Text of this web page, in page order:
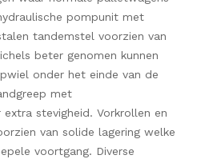
pompunit met
tandemstel voorzien van
beter genomen kunnen
onder het einde van de
met
stevigheid. Vorkrollen en
van solide lagering welke
voortgang. Diverse